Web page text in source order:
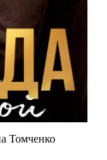
Томченко